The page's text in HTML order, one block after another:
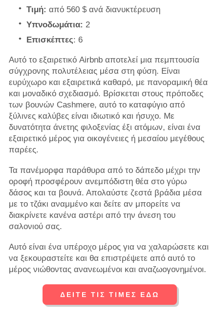
Τιμή: από 560 $ ανά διανυκτέρευση
Υπνοδωμάτια: 2
Επισκέπτες: 6
Αυτό το εξαιρετικό Airbnb αποτελεί μια πεμπτουσία
σύγχρονης πολυτέλειας μέσα στη φύση. Είναι
ευρύχωρο και εξαιρετικά καθαρό, με πανοραμική θέα
και μοναδικό σχεδιασμό. Βρίσκεται στους πρόποδες
των βουνών Cashmere, αυτό το καταφύγιο από
ξύλινες καλύβες είναι ιδιωτικό και ήσυχο. Με
δυνατότητα άνετης φιλοξενίας έξι ατόμων, είναι ένα
εξαιρετικό μέρος για οικογένειες ή μεσαίου μεγέθους
παρέες.
Τα πανέμορφα παράθυρα από το δάπεδο μέχρι την
οροφή προσφέρουν ανεμπόδιστη θέα στο γύρω
δάσος και τα βουνά. Απολαύστε ζεστά βράδια μέσα
με το τζάκι αναμμένο και δείτε αν μπορείτε να
διακρίνετε κανένα αστέρι από την άνεση του
σαλονιού σας.
Αυτό είναι ένα υπέροχο μέρος για να χαλαρώσετε και
να ξεκουραστείτε και θα επιστρέψετε από αυτό το
μέρος νιώθοντας ανανεωμένοι και αναζωογονημένοι.
ΔΕΙΤΕ ΤΙΣ ΤΙΜΕΣ ΕΔΩ